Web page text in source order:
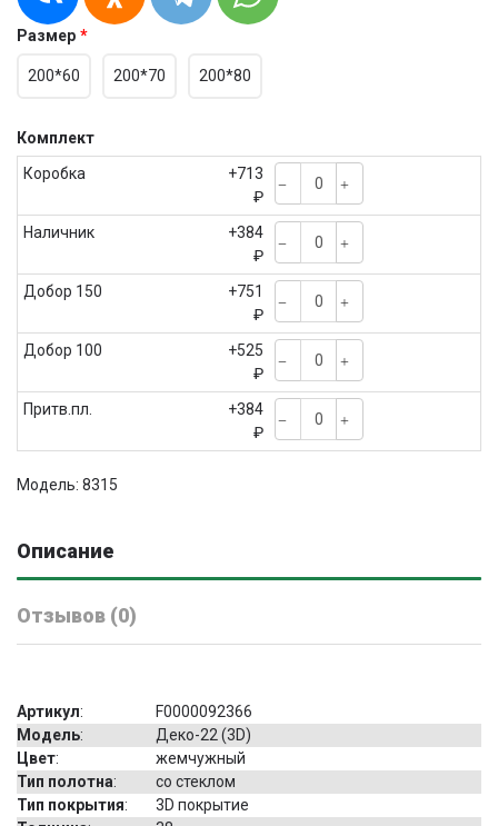
Размер
200*60 200*70 200*80
Комплект
Коробка
+713
₽
Наличник
+384
₽
Добор 150
+751
₽
Добор 100
+525
₽
Притв.пл.
+384
₽
Модель: 8315
Описание
Отзывов (0)
Артикул:
F0000092366
Модель:
Деко-22 (3D)
Цвет:
жемчужный
Тип полотна:
со стеклом
Тип покрытия:
3D покрытие